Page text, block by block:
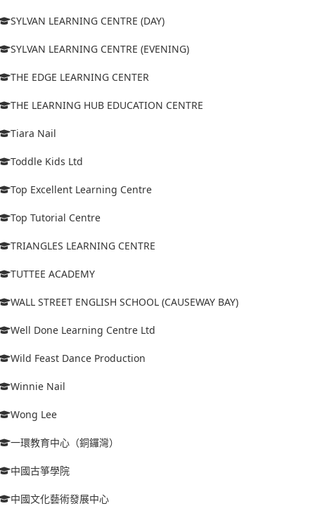
SYLVAN LEARNING CENTRE (DAY)
SYLVAN LEARNING CENTRE (EVENING)
THE EDGE LEARNING CENTER
THE LEARNING HUB EDUCATION CENTRE
Tiara Nail
Toddle Kids Ltd
Top Excellent Learning Centre
Top Tutorial Centre
TRIANGLES LEARNING CENTRE
TUTTEE ACADEMY
WALL STREET ENGLISH SCHOOL (CAUSEWAY BAY)
Well Done Learning Centre Ltd
Wild Feast Dance Production
Winnie Nail
Wong Lee
一環教育中心（銅鑼灣）
中國古箏學院
中國文化藝術發展中心